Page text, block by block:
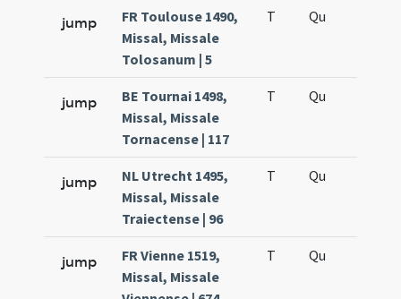
jump
FR Toulouse 1490,
Missal, Missale
Tolosanum | 5
T Qu
jump
BE Tournai 1498,
Missal, Missale
Tornacense | 117
T Qu
jump
NL Utrecht 1495,
Missal, Missale
Traiectense | 96
T Qu
jump
FR Vienne 1519,
Missal, Missale
T Qu